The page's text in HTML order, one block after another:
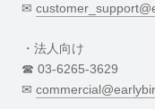
✉︎
・法人向け
☎︎ 03-6265-3629
✉︎